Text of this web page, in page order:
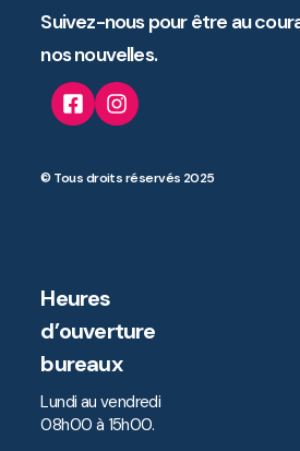
Suivez-nous pour être au
nos nouvelles.
© Tous droits réservés 2025
Heures
d’ouverture
bureaux
Lundi au vendredi
08h00 à 15h00.